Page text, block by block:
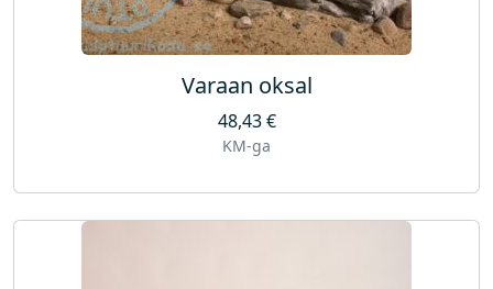
Varaan oksal
48,43€
KM-ga